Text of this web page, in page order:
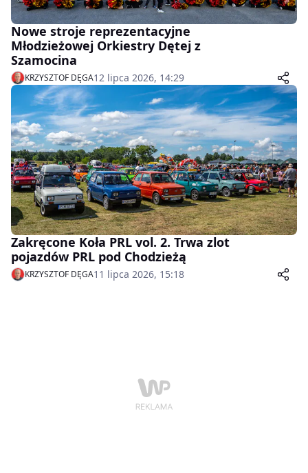
Nowe stroje reprezentacyjne
Młodzieżowej Orkiestry Dętej z
Szamocina
KRZYSZTOF DĘGA12 lipca 2026, 14:29
Zakręcone Koła PRL vol. 2. Trwa zlot
pojazdów PRL pod Chodzieżą
KRZYSZTOF DĘGA11 lipca 2026, 15:18